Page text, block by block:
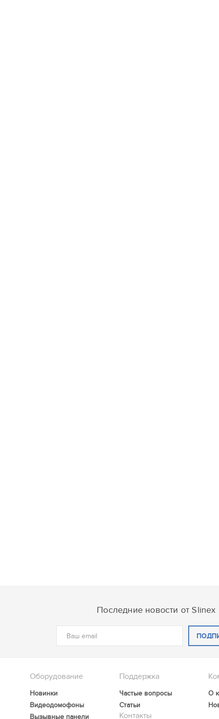
Последние новости от Slinex
Оборудование
Новинки
Видеодомофоны
Вызывные панели
Поддержка
Частые вопросы
Статьи
О
Контакты